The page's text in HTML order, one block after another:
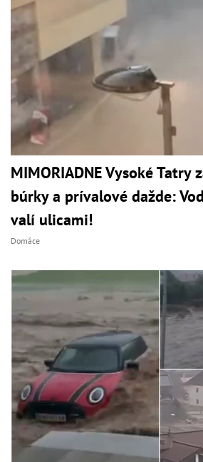
MIMORIADNE Vysoké Tatry
búrky a prívalové dažde:
valí ulicami!
Domáce